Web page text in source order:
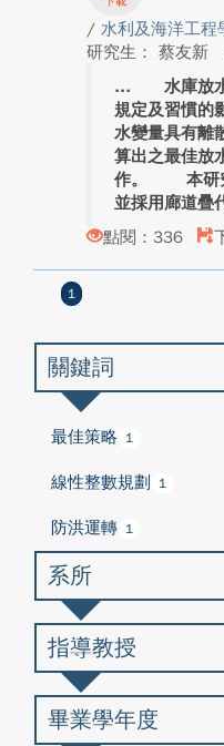
/ 水利及海洋工程
研究生： 蔡友新
水庫放水
規定及習慣的
水變量具有離
算出之最佳放
作。 本研究
並採用廊道疊
點閱：336
1
關鍵詞
最佳策略 1
線性整數規劃 1
防洪運轉 1
系所
指導教授
畢業學年度